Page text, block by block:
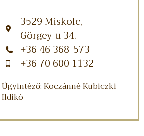
3529 Miskolc,
Görgey u 34.
+36 46 368-573
+36 70 600 1132
Ügyintéző: Koczánné Kubiczki
Ildikó